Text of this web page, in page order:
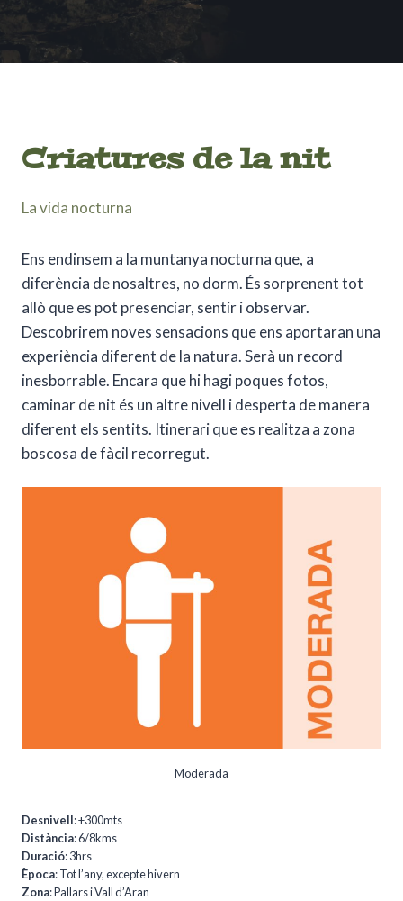
Criatures de la nit
La vida nocturna
Ens endinsem a la muntanya nocturna que, a
diferència de nosaltres, no dorm. És sorprenent tot
allò que es pot presenciar, sentir i observar.
Descobrirem noves sensacions que ens aportaran una
experiència diferent de la natura. Serà un record
inesborrable. Encara que hi hagi poques fotos,
caminar de nit és un altre nivell i desperta de manera
diferent els sentits. Itinerari que es realitza a zona
boscosa de fàcil recorregut.
Moderada
Desnivell: +300mts
Distància: 6/8kms
Duració: 3hrs
Època: Tot l’any, excepte hivern
Zona: Pallars i Vall d’Aran